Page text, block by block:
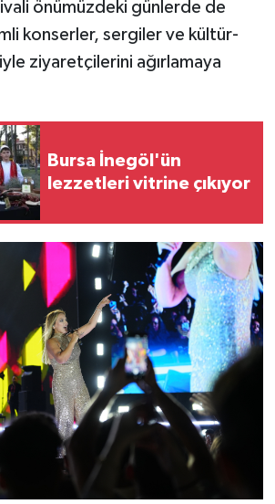
önümüzdeki günlerde de
konserler, sergiler ve kültür-
ziyaretçilerini ağırlamaya
Bursa İnegöl'ün
lezzetleri vitrine çıkıyor